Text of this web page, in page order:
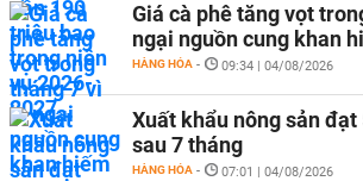
Giá cà phê tăng vọt
ngại nguồn cung khan
HÀNG HÓA - 09:34 | 04/08/2026
Xuất khẩu nông sản đạt
sau 7 tháng
HÀNG HÓA - 07:01 | 04/08/2026